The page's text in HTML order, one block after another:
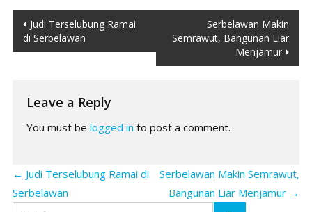
Post
navigation
Judi Terselubung Ramai
di Serbelawan
Serbelawan Makin
Semrawut, Bangunan Liar
Menjamur
Leave a Reply
You must be logged in to post a comment.
← Judi Terselubung Ramai di
Serbelawan
Serbelawan Makin Semrawut,
Bangunan Liar Menjamur →